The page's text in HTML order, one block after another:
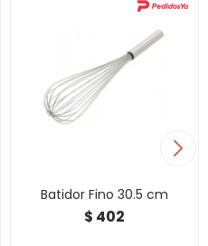
Batidor Fino 30.5 cm
$ 402